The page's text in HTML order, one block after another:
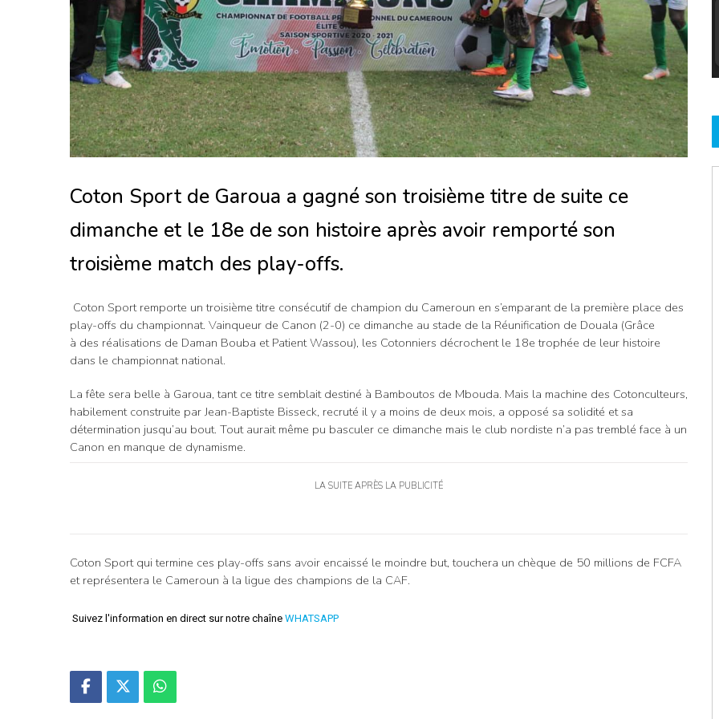
Coton Sport de Garoua a gagné son troisième titre de suite ce
dimanche et le 18e de son histoire après avoir remporté son
troisième match des play-offs.
Coton Sport remporte un troisième titre consécutif de champion du Cameroun en s’emparant de la première place des
play-offs du championnat. Vainqueur de Canon (2-0) ce dimanche au stade de la Réunification de Douala (Grâce
à des réalisations de Daman Bouba et Patient Wassou), les Cotonniers décrochent le 18e trophée de leur histoire
dans le championnat national.
La fête sera belle à Garoua, tant ce titre semblait destiné à Bamboutos de Mbouda. Mais la machine des Cotonculteurs,
habilement construite par Jean-Baptiste Bisseck, recruté il y a moins de deux mois, a opposé sa solidité et sa
détermination jusqu’au bout. Tout aurait même pu basculer ce dimanche mais le club nordiste n’a pas tremblé face à un
Canon en manque de dynamisme.
LA SUITE APRÈS LA PUBLICITÉ
Coton Sport qui termine ces play-offs sans avoir encaissé le moindre but, touchera un chèque de 50 millions de FCFA
et représentera le Cameroun à la ligue des champions de la CAF.
Suivez l'information en direct sur notre chaîne WHATSAPP